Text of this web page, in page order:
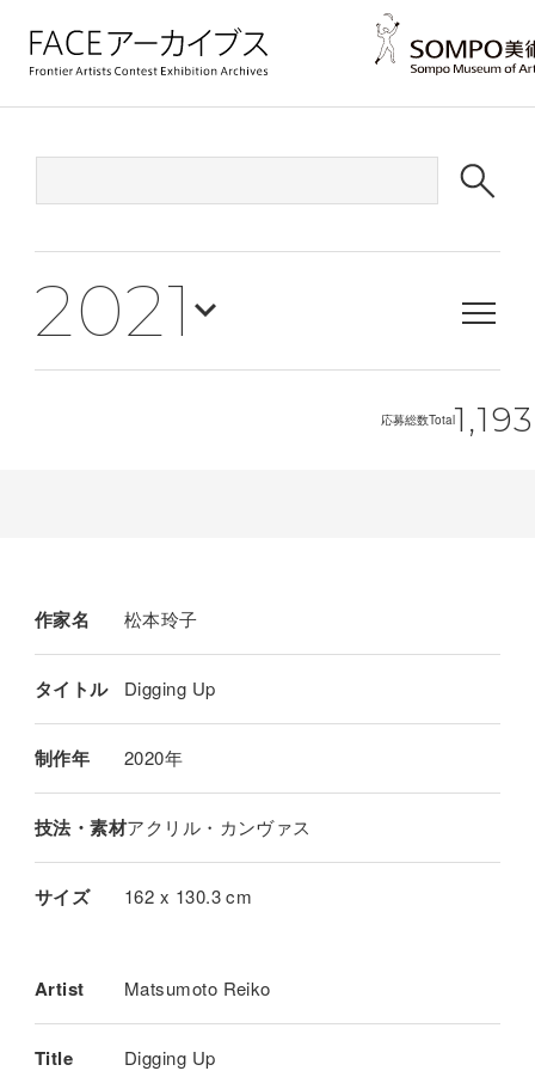
2021
応募総数Total1,193
作家名 松本玲子
タイトル Digging Up
制作年 2020年
技法・素材アクリル・カンヴァス
サイズ 162 x 130.3 cm
Artist Matsumoto Reiko
Title Digging Up